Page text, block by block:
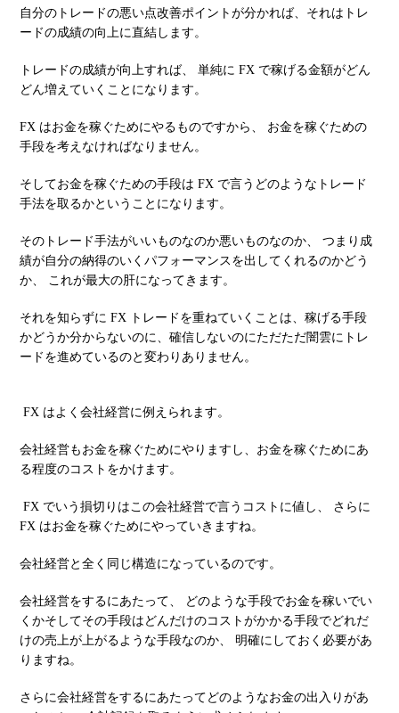
自分のトレードの悪い点改善ポイントが分かれば、それはトレ
ードの成績の向上に直結します。
トレードの成績が向上すれば、 単純に FX で稼げる金額がどん
どん増えていくことになります。
FX はお金を稼ぐためにやるものですから、 お金を稼ぐための
手段を考えなければなりません。
そしてお金を稼ぐための手段は FX で言うどのようなトレード
手法を取るかということになります。
そのトレード手法がいいものなのか悪いものなのか、 つまり成
績が自分の納得のいくパフォーマンスを出してくれるのかどう
か、 これが最大の肝になってきます。
それを知らずに FX トレードを重ねていくことは、稼げる手段
かどうか分からないのに、確信しないのにただただ闇雲にトレ
ードを進めているのと変わりありません。
FX はよく会社経営に例えられます。
会社経営もお金を稼ぐためにやりますし、お金を稼ぐためにあ
る程度のコストをかけます。
FX でいう損切りはこの会社経営で言うコストに値し、 さらに
FX はお金を稼ぐためにやっていきますね。
会社経営と全く同じ構造になっているのです。
会社経営をするにあたって、 どのような手段でお金を稼いでい
くかそしてその手段はどんだけのコストがかかる手段でどれだ
けの売上が上がるような手段なのか、 明確にしておく必要があ
りますね。
さらに会社経営をするにあたってどのようなお金の出入りがあ